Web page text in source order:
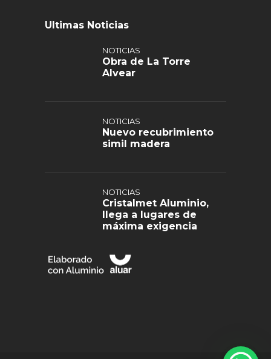
Ultimas Noticias
NOTICIAS
Obra de La Torre
Alvear
NOTICIAS
Nuevo recubrimiento
simil madera
NOTICIAS
Cristalmet Aluminio,
llega a lugares de
máxima exigencia